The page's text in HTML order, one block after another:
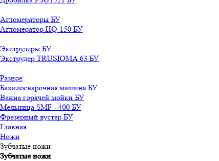
Агломераторы БУ
Агломератор HQ-150 БУ
Экструдеры БУ
Экструдер TRUSIOMA 63 БУ
Разное
Бахилосварочная машина БУ
Ванна горячей мойки БУ
Мельница SMF - 400 БУ
Фрезерный вустер БУ
Главная
Ножи
Зубчатые ножи
Зубчатые ножи